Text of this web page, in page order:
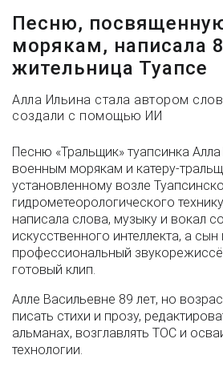
Песню,
морякам, написала
жительница Туапсе
Алла Ильина стала автором
создали с помощью ИИ
Песню «Тральщик» туапсинка
военным морякам и катеру-
установленному возле
гидрометеорологического
написала слова, музыку и вокал
искусственного интеллекта, а
профессиональный
готовый клип.
Алле Васильевне 89 лет, но
писать стихи и прозу,
альманах, возглавлять ТОС и
технологии.